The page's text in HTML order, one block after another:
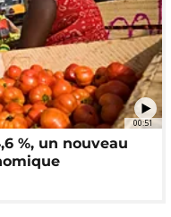
00:51
%, un nouveau